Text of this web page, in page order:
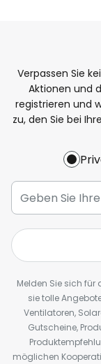
Verpassen Sie
Aktionen und
registrieren und
zu, den Sie bei
Melden Sie sich für
sie tolle
Ventilatoren,
Gutscheine,
möglichen